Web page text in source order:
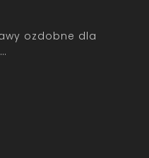
ozdobne dla